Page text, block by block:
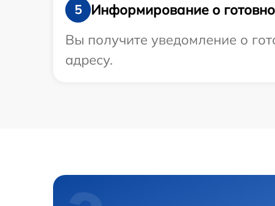
5
Информирование о
Вы получите уведомление о
адресу.